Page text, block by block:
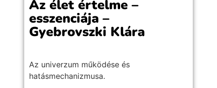
Az élet értelme –
esszenciája –
Gyebrovszki Klára
Az univerzum működése és
hatásmechanizmusa.